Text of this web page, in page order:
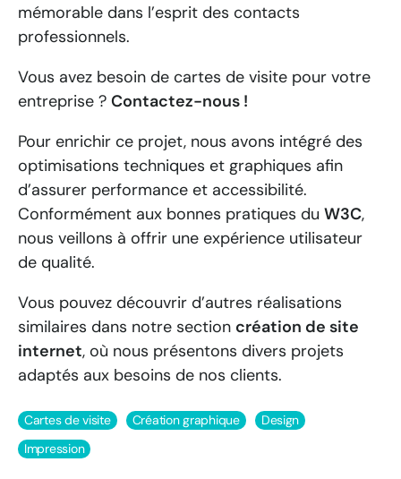
mémorable dans l’esprit des contacts
professionnels.
Vous avez besoin de cartes de visite pour votre
entreprise ? Contactez-nous !
Pour enrichir ce projet, nous avons intégré des
optimisations techniques et graphiques afin
d’assurer performance et accessibilité.
Conformément aux bonnes pratiques du W3C,
nous veillons à offrir une expérience utilisateur
de qualité.
Vous pouvez découvrir d’autres réalisations
similaires dans notre section création de site
internet, où nous présentons divers projets
adaptés aux besoins de nos clients.
Cartes de visite Création graphique
Design
Impression